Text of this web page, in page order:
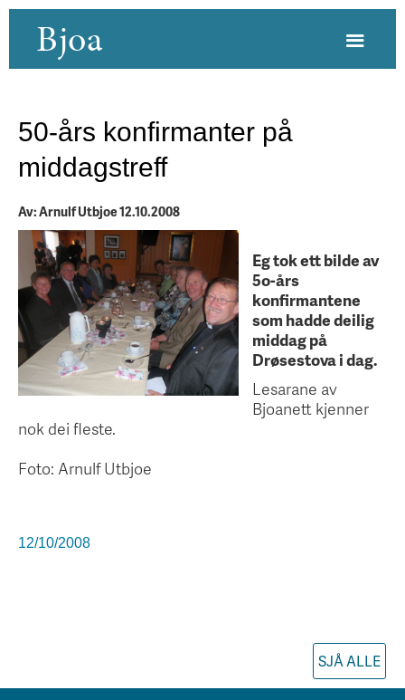
Bjoa
50-års konfirmanter på
middagstreff
Av: Arnulf Utbjoe 12.10.2008
Eg tok ett bilde av
5o-års
konfirmantene
som hadde deilig
middag på
Drøsestova i dag.
Lesarane av
Bjoanett kjenner
nok dei fleste.
Foto: Arnulf Utbjoe
12/10/2008
SJÅ ALLE